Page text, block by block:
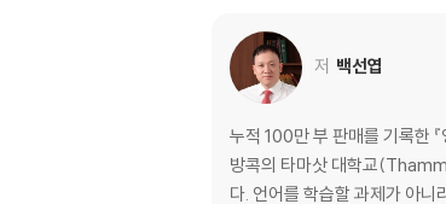
011 I know... ~를 알아
012 I've known... 전부터 ~를 알
013 I don't know if... ~인지 아닌
014 I don't know what... 무엇
015 I don't know anything
Day 04 아는지 묻기
저 백선엽
누적 100만 부 판매를 기록한
방콕의 타마삿 대학교
다. 언어를 학습할 과제가 아